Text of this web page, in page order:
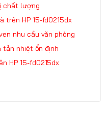
chất lượng
trên HP 15-fd0215dx
nhu cầu văn phòng
tản nhiệt ổn định
HP 15-fd0215dx